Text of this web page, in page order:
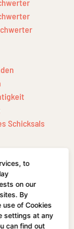
Schicksals
to
on our
By
of Cookies
settings at any
can find out